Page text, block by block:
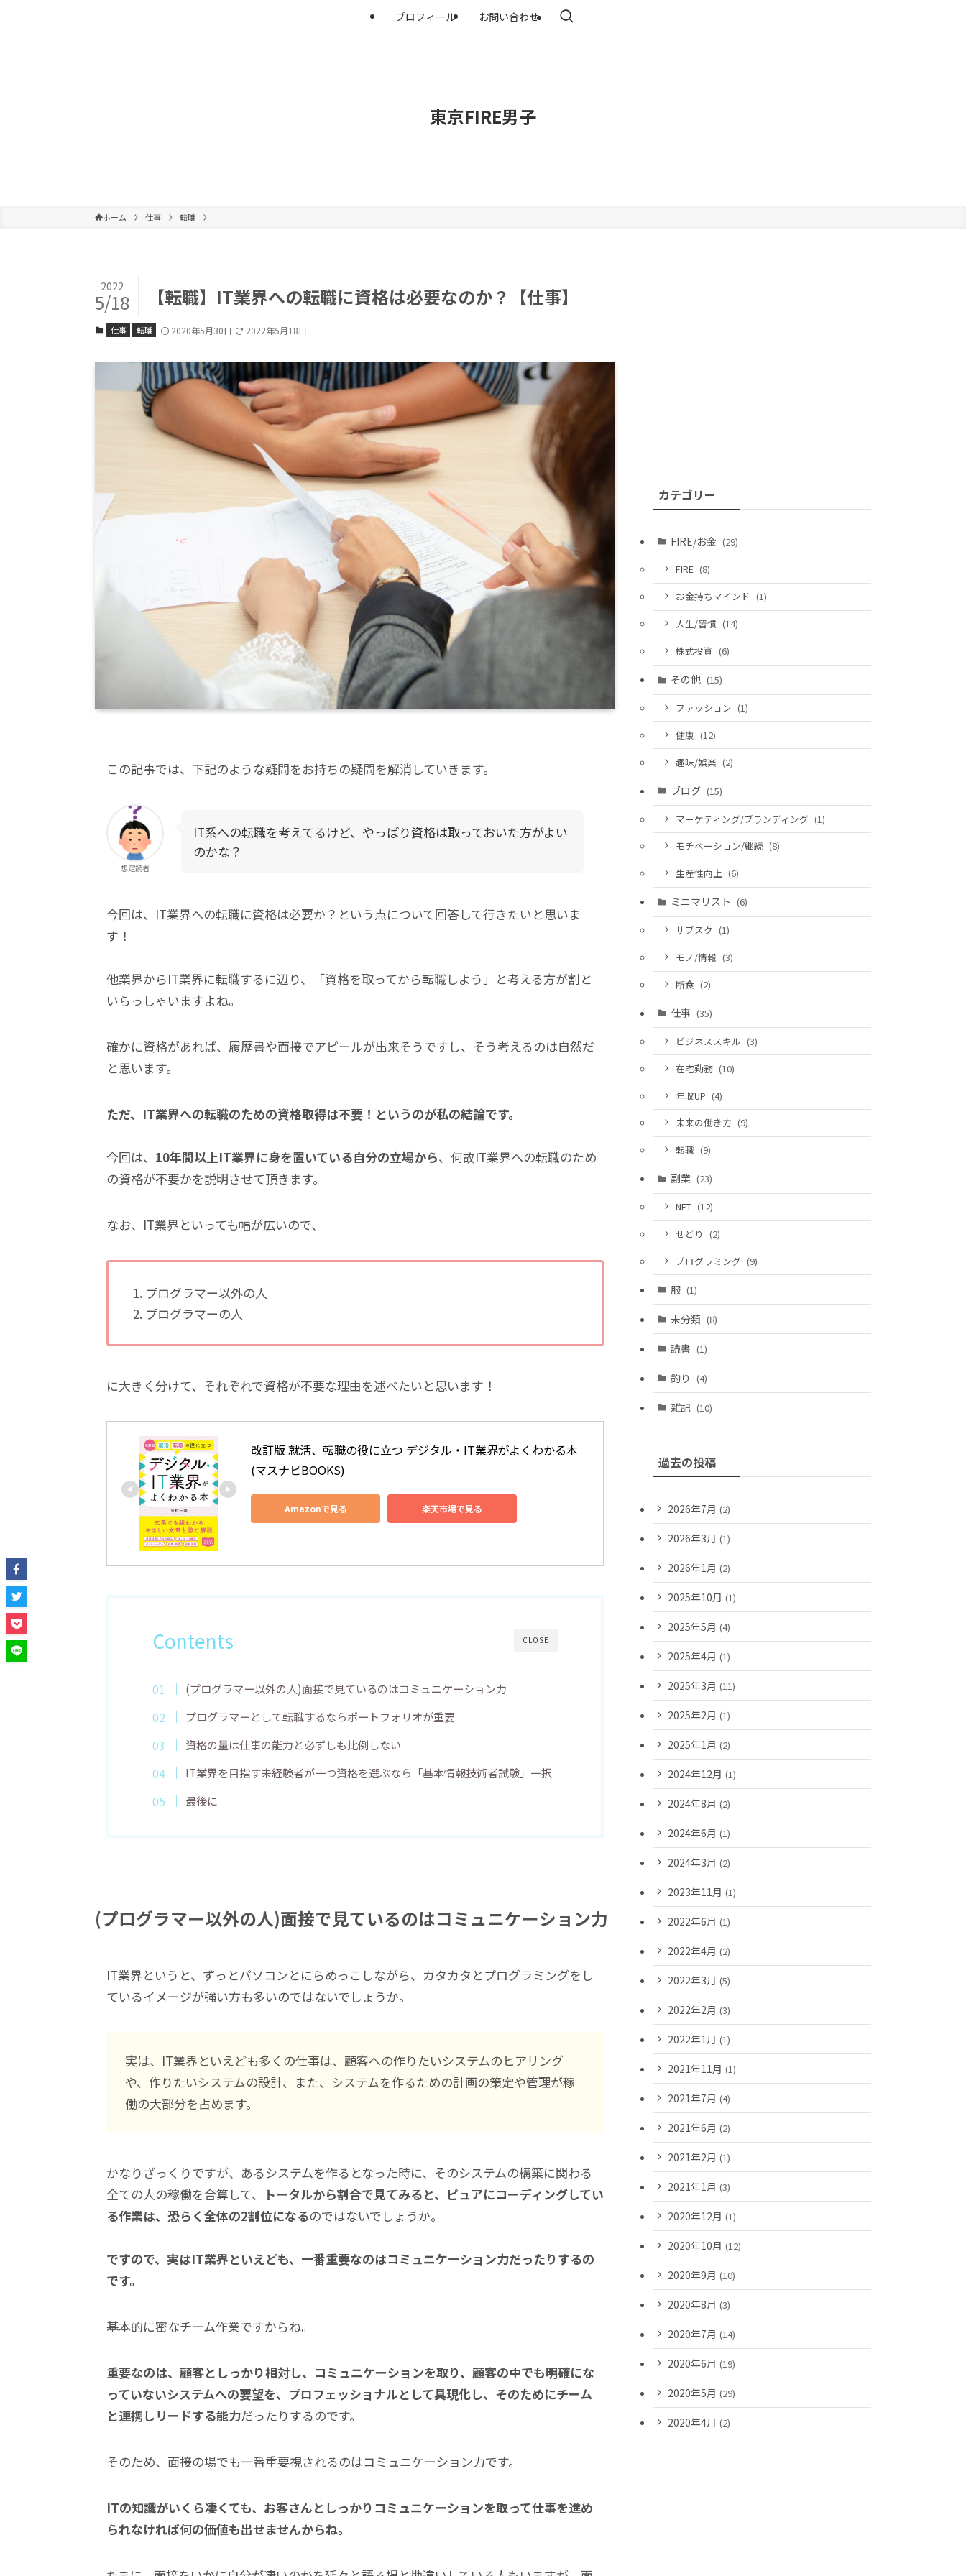
東京FIRE男子
プロフィール お問い合わせ
ホーム 仕事 転職
【転職】IT業界への転職に資格は必要なのか？【仕事】
2022
5/18
仕事 転職 2020年5月30日 2022年5月18日
この記事では、下記のような疑問をお持ちの疑問を解消していきます。
想定読者
IT系への転職を考えてるけど、やっぱり資格は取っておいた方がよい
のかな？
今回は、IT業界への転職に資格は必要か？という点について回答して行きたいと思いま
す！
他業界からIT業界に転職するに辺り、「資格を取ってから転職しよう」と考える方が割と
いらっしゃいますよね。
確かに資格があれば、履歴書や面接でアピールが出来そうですし、そう考えるのは自然だ
と思います。
ただ、 IT業界への転職のための資格取得は不要！ というのが私の結論です。
今回は、 10年間以上IT業界に身を置いている自分の立場から、何故IT業界への転職のため
の資格が不要かを説明させて頂きます。
なお、IT業界といっても幅が広いので、
プログラマー以外の人
プログラマーの人
に大きく分けて、それぞれで資格が不要な理由を述べたいと思います！
改訂版 就活、転職の役に立つ デジタル・IT業界がよくわかる本
(マスナビBOOKS)
Amazonで見る 楽天市場で見る
CLOSE
Contents
(プログラマー以外の人)面接で見ているのはコミュニケーション力
プログラマーとして転職するならポートフォリオが重要
資格の量は仕事の能力と必ずしも比例しない
IT業界を目指す未経験者が一つ資格を選ぶなら「基本情報技術者試験」一択
最後に
(プログラマー以外の人)面接で見ているのはコミュニケーション力
IT業界というと、ずっとパソコンとにらめっこしながら、カタカタとプログラミングをし
ているイメージが強い方も多いのではないでしょうか。
実は、IT業界といえども多くの仕事は、顧客への作りたいシステムのヒアリング
や、作りたいシステムの設計、また、システムを作るための計画の策定や管理が稼
働の大部分を占めます。
かなりざっくりですが、あるシステムを作るとなった時に、そのシステムの構築に関わる
全ての人の稼働を合算して、
トータルから割合で見てみると、ピュアにコーディングしてい
る作業は、恐らく全体の2割位になるのではないでしょうか。
ですので、実はIT業界といえども、一番重要なのはコミュニケーション力だったりするの
です。
基本的に密なチーム作業ですからね。
重要なのは、顧客としっかり相対し、コミュニケーションを取り、顧客の中でも明確にな
っていないシステムへの要望を、プロフェッショナルとして具現化し、そのためにチーム
と連携しリードする能力だったりするのです。
そのため、面接の場でも一番重要視されるのはコミュニケーション力です。
ITの知識がいくら凄くても、お客さんとしっかりコミュニケーションを取って仕事を進め
られなければ何の価値も出せませんからね。
カテゴリー
FIRE/お金 (29)
FIRE (8)
お金持ちマインド (1)
人生/習慣 (14)
株式投資 (6)
その他 (15)
ファッション (1)
健康 (12)
趣味/娯楽 (2)
ブログ (15)
マーケティング/ブランディング (1)
モチベーション/継続 (8)
生産性向上 (6)
ミニマリスト (6)
サブスク (1)
モノ/情報 (3)
断食 (2)
仕事 (35)
ビジネススキル (3)
在宅勤務 (10)
年収UP (4)
未来の働き方 (9)
転職 (9)
副業 (23)
NFT (12)
せどり (2)
プログラミング (9)
服 (1)
未分類 (8)
読書 (1)
釣り (4)
雑記 (10)
過去の投稿
2026年7月 (2)
2026年3月 (1)
2026年1月 (2)
2025年10月 (1)
2025年5月 (4)
2025年4月 (1)
2025年3月 (11)
2025年2月 (1)
2025年1月 (2)
2024年12月 (1)
2024年8月 (2)
2024年6月 (1)
2024年3月 (2)
2023年11月 (1)
2022年6月 (1)
2022年4月 (2)
2022年3月 (5)
2022年2月 (3)
2022年1月 (1)
2021年11月 (1)
2021年7月 (4)
2021年6月 (2)
2021年2月 (1)
2021年1月 (3)
2020年12月 (1)
2020年10月 (12)
2020年9月 (10)
2020年8月 (3)
2020年7月 (14)
2020年6月 (19)
2020年5月 (29)
2020年4月 (2)